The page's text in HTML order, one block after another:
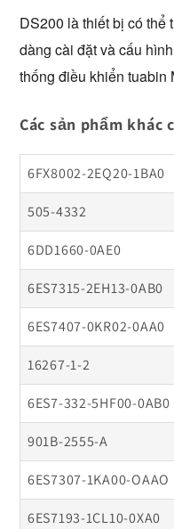
DS200 là thiết bị có thể
dàng cài đặt và cấu
thống điều khiển tuabin
Các sản phẩm khác
6FX8002-2EQ20-1BA0
505-4332
6DD1660-0AE0
6ES7315-2EH13-0AB0
6ES7407-0KR02-0AA0
16267-1-2
6ES7-332-5HF00-0AB0
901B-2555-A
6ES7307-1KA00-OAAO
6ES7193-1CL10-0XA0